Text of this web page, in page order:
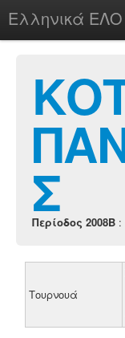
Ελληνικά ΕΛΟ
chesstu.be @ discord
LoginΣ
Περίοδος 2008B :
Τουρνουά